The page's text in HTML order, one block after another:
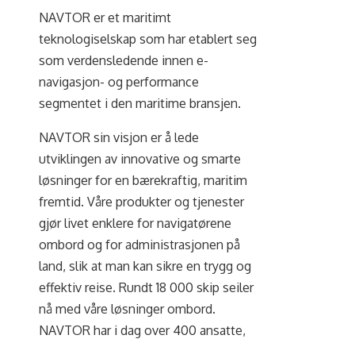
NAVTOR er et maritimt
teknologiselskap som har etablert seg
som verdensledende innen e-
navigasjon- og performance
segmentet i den maritime bransjen.
NAVTOR sin visjon er å lede
utviklingen av innovative og smarte
løsninger for en bærekraftig, maritim
fremtid. Våre produkter og tjenester
gjør livet enklere for navigatørene
ombord og for administrasjonen på
land, slik at man kan sikre en trygg og
effektiv reise. Rundt 18 000 skip seiler
nå med våre løsninger ombord.
NAVTOR har i dag over 400 ansatte,